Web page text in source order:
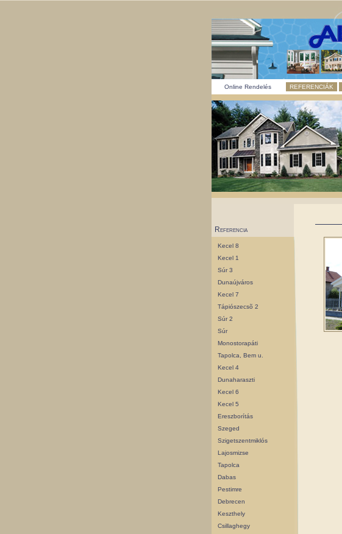
Online Rendelés REFERENCIÁK
Referencia
Kecel 8
Kecel 1
Súr 3
Dunaújváros
Kecel 7
Tápiószecsõ 2
Súr 2
Súr
Monostorapáti
Tapolca, Bem u.
Kecel 4
Dunaharaszti
Kecel 6
Kecel 5
Ereszborítás
Szeged
Szigetszentmiklós
Lajosmizse
Tapolca
Dabas
Pestimre
Debrecen
Keszthely
Csillaghegy